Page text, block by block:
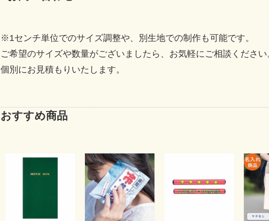
※1センチ単位でのサイズ調整や、別生地での制作も可能です。
ご希望のサイズや数量がございましたら、お気軽にご相談ください
個別にお見積もりいたします。
おすすめ商品